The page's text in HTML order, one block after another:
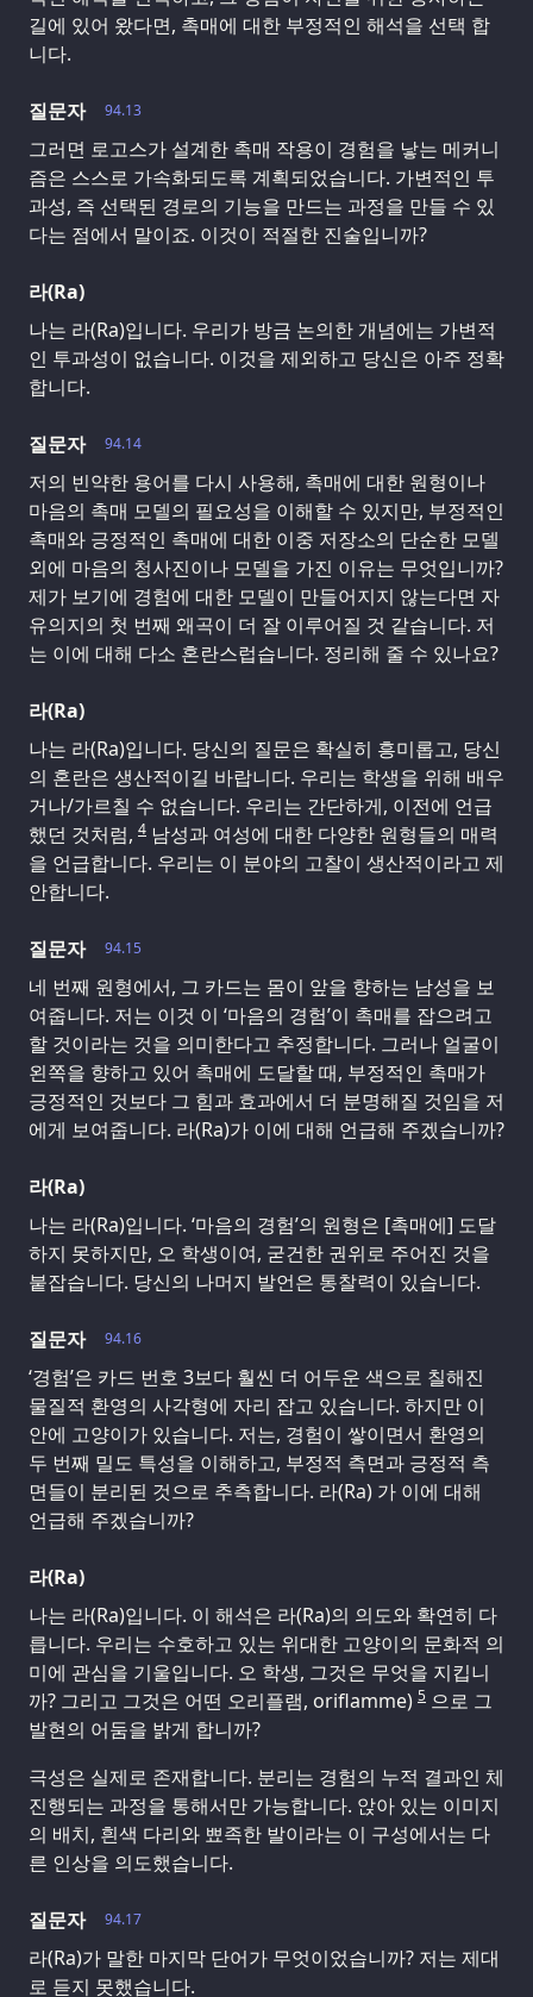
길에 있어 왔다면, 촉매에 대한 부정적인 해석을 선택 합
니다.
94.13
질문자
그러면 로고스가 설계한 촉매 작용이 경험을 낳는 메커니
즘은 스스로 가속화되도록 계획되었습니다. 가변적인 투
과성, 즉 선택된 경로의 기능을 만드는 과정을 만들 수 있
다는 점에서 말이죠. 이것이 적절한 진술입니까?
라(Ra)
나는 라(Ra)입니다. 우리가 방금 논의한 개념에는 가변적
인 투과성이 없습니다. 이것을 제외하고 당신은 아주 정확
합니다.
94.14
질문자
저의 빈약한 용어를 다시 사용해, 촉매에 대한 원형이나
마음의 촉매 모델의 필요성을 이해할 수 있지만, 부정적인
촉매와 긍정적인 촉매에 대한 이중 저장소의 단순한 모델
외에 마음의 청사진이나 모델을 가진 이유는 무엇입니까?
제가 보기에 경험에 대한 모델이 만들어지지 않는다면 자
유의지의 첫 번째 왜곡이 더 잘 이루어질 것 같습니다. 저
는 이에 대해 다소 혼란스럽습니다. 정리해 줄 수 있나요?
라(Ra)
나는 라(Ra)입니다. 당신의 질문은 확실히 흥미롭고, 당신
의 혼란은 생산적이길 바랍니다. 우리는 학생을 위해 배우
거나/가르칠 수 없습니다. 우리는 간단하게, 이전에 언급
했던 것처럼, 4 남성과 여성에 대한 다양한 원형들의 매력
을 언급합니다. 우리는 이 분야의 고찰이 생산적이라고 제
안합니다.
94.15
질문자
네 번째 원형에서, 그 카드는 몸이 앞을 향하는 남성을 보
여줍니다. 저는 이것 이 ‘마음의 경험’이 촉매를 잡으려고
할 것이라는 것을 의미한다고 추정합니다. 그러나 얼굴이
왼쪽을 향하고 있어 촉매에 도달할 때, 부정적인 촉매가
긍정적인 것보다 그 힘과 효과에서 더 분명해질 것임을 저
에게 보여줍니다. 라(Ra)가 이에 대해 언급해 주겠습니까?
라(Ra)
나는 라(Ra)입니다. ‘마음의 경험’의 원형은 [촉매에] 도달
하지 못하지만, 오 학생이여, 굳건한 권위로 주어진 것을
붙잡습니다. 당신의 나머지 발언은 통찰력이 있습니다.
94.16
질문자
‘경험’은 카드 번호 3보다 훨씬 더 어두운 색으로 칠해진
물질적 환영의 사각형에 자리 잡고 있습니다. 하지만 이
안에 고양이가 있습니다. 저는, 경험이 쌓이면서 환영의
두 번째 밀도 특성을 이해하고, 부정적 측면과 긍정적 측
면들이 분리된 것으로 추측합니다. 라(Ra) 가 이에 대해
언급해 주겠습니까?
라(Ra)
나는 라(Ra)입니다. 이 해석은 라(Ra)의 의도와 확연히 다
릅니다. 우리는 수호하고 있는 위대한 고양이의 문화적 의
미에 관심을 기울입니다. 오 학생, 그것은 무엇을 지킵니
까? 그리고 그것은 어떤 오리플램, oriflamme) 5 으로 그
발현의 어둠을 밝게 합니까?
극성은 실제로 존재합니다. 분리는 경험의 누적 결과인 체
진행되는 과정을 통해서만 가능합니다. 앉아 있는 이미지
의 배치, 흰색 다리와 뾰족한 발이라는 이 구성에서는 다
른 인상을 의도했습니다.
94.17
질문자
라(Ra)가 말한 마지막 단어가 무엇이었습니까? 저는 제대
로 듣지 못했습니다.